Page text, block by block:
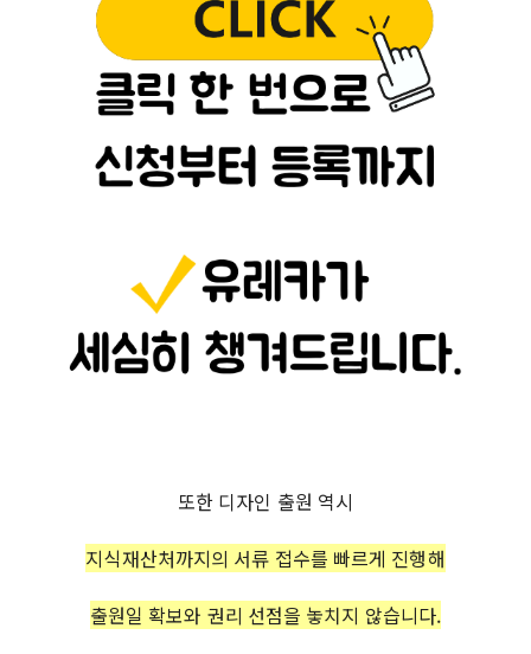
또한 디자인 출원 역시
지식재산처까지의 서류 접수를 빠르게 진행해
출원일 확보와 권리 선점을 놓치지 않습니다.